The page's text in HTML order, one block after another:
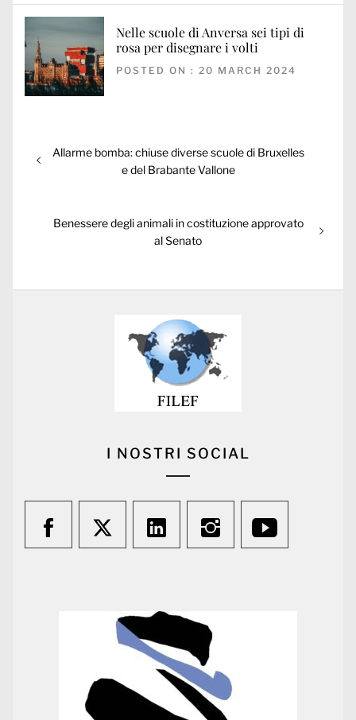
Nelle scuole di Anversa sei tipi di
rosa per disegnare i volti
POSTED ON : 20 MARCH 2024
navigation
Previous
Allarme bomba: chiuse diverse scuole di Bruxelles
e del Brabante Vallone
Next
Benessere degli animali in costituzione approvato
al Senato
I NOSTRI SOCIAL